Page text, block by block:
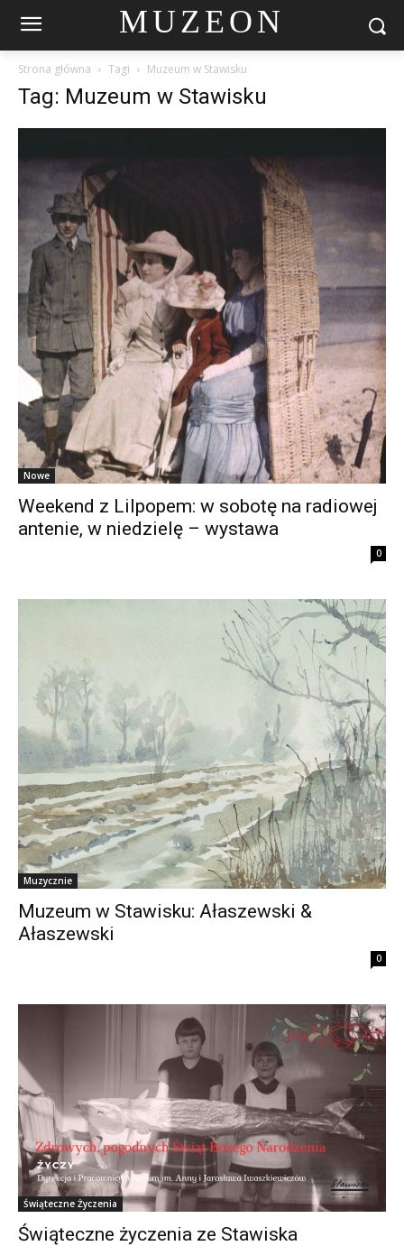
MUZEON
Strona główna Tagi Muzeum w Stawisku
Tag: Muzeum w Stawisku
Nowe
Weekend z Lilpopem: w sobotę na radiowej
antenie, w niedzielę – wystawa
0
Muzycznie
Muzeum w Stawisku: Ałaszewski &
Ałaszewski
0
Świąteczne Życzenia
Świąteczne życzenia ze Stawiska